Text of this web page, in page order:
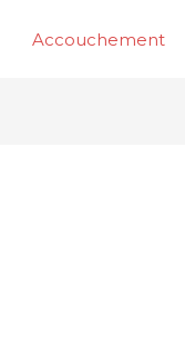
Accouchement